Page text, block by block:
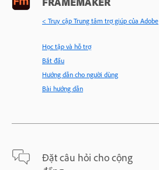
< Truy cập Trung tâm trợ giúp của Adobe
Học tập và hỗ trợ
Bắt đầu
Hướng dẫn cho người dùng
Bài hướng dẫn
Đặt câu hỏi cho cộng